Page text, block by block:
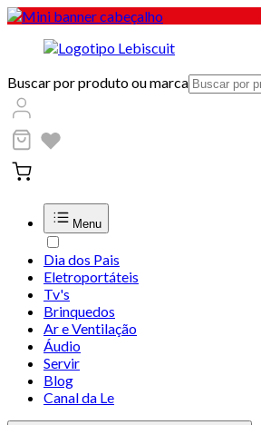
Buscar por produto ou marca
Menu
Dia dos Pais
Eletroportáteis
Tv's
Brinquedos
Ar e Ventilação
Áudio
Servir
Blog
Canal da Le